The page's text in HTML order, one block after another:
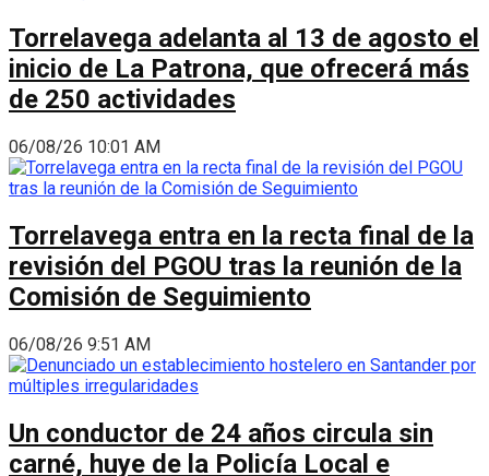
Torrelavega adelanta al 13 de agosto el
inicio de La Patrona, que ofrecerá más
de 250 actividades
06/08/26 10:01 AM
Torrelavega entra en la recta final de la
revisión del PGOU tras la reunión de la
Comisión de Seguimiento
06/08/26 9:51 AM
Un conductor de 24 años circula sin
carné, huye de la Policía Local e